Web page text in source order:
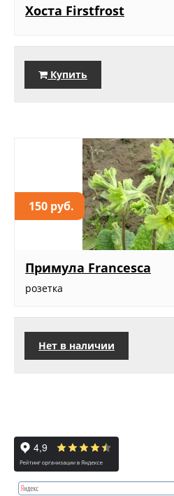
Хоста Firstfrost
Купить
150 руб.
Примула Francesca
розетка
Нет в наличии